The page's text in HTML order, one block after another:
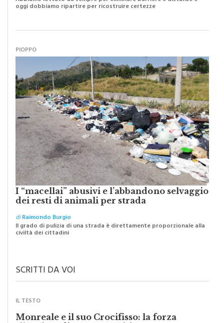
I “macellai” abusivi e l’abbandono selvaggio
dei resti di animali per strada
diRaimondo Burgio
Il grado di pulizia di una strada è direttamente proporzionale alla
civiltà dei cittadini
Monreale e il suo Crocifisso: la forza
silenziosa di una comunità